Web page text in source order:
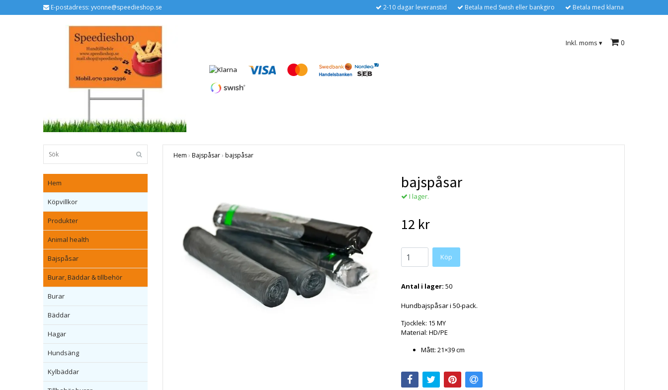
E-postadress: yvonne@speedieshop.se 2-10 dagar leveranstid Betala med Swish eller bankgiro Betala med klarna
Inkl. moms ▾ 0
Hem
Köpvillkor
Produkter
Animal health
Bajspåsar
Burar, Bäddar & tillbehör
Burar
Bäddar
Hagar
Hundsäng
Kylbäddar
Hem › Bajspåsar› bajspåsar
bajspåsar
I lager.
12 kr
Köp
Antal i lager: 50
Hundbajspåsar i 50-pack.
Tjocklek: 15 MY
Material: HD/PE
Mått: 21×39 cm